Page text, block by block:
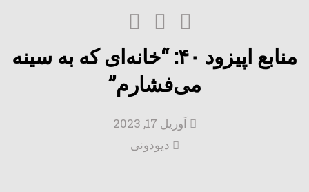
منابع اپیزود ۴۰: “خانه‌ای که به سینه
می‌فشارم”
آوریل 17, 2023
دیودونی